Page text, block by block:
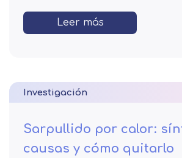
Leer más
Investigación
Sarpullido por calor:
causas y cómo quitarlo